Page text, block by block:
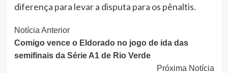
diferença para levar a disputa para os pênaltis.
Continue
Lendo
Notícia Anterior
Comigo vence o Eldorado no jogo de ida das
semifinais da Série A1 de Rio Verde
Próxima Notícia